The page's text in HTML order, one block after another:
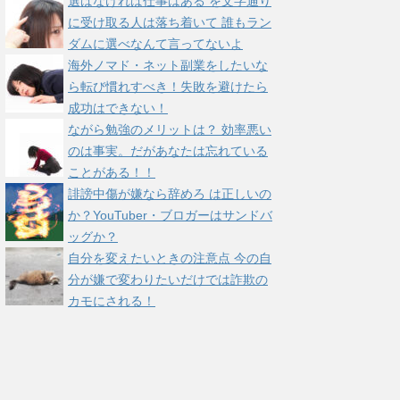
に受け取る人は落ち着いて 誰もラン
ダムに選べなんて言ってないよ
海外ノマド・ネット副業をしたいな
ら転び慣れすべき！失敗を避けたら
成功はできない！
ながら勉強のメリットは？ 効率悪い
のは事実。だがあなたは忘れている
ことがある！！
誹謗中傷が嫌なら辞めろ は正しいの
か？YouTuber・ブロガーはサンドバ
ッグか？
自分を変えたいときの注意点 今の自
分が嫌で変わりたいだけでは詐欺の
カモにされる！